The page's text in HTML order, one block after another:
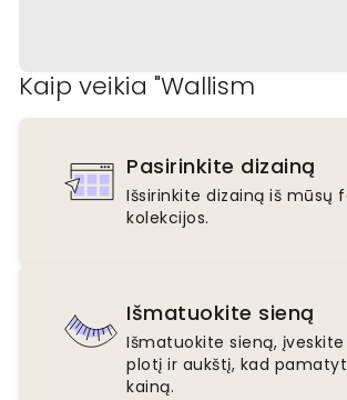
Kaip veikia "Wallism
Pasirinkite dizainą
Išsirinkite dizainą iš mūsų
kolekcijos.
Išmatuokite sieną
Išmatuokite sieną, įveskite
plotį ir aukštį, kad
kainą.